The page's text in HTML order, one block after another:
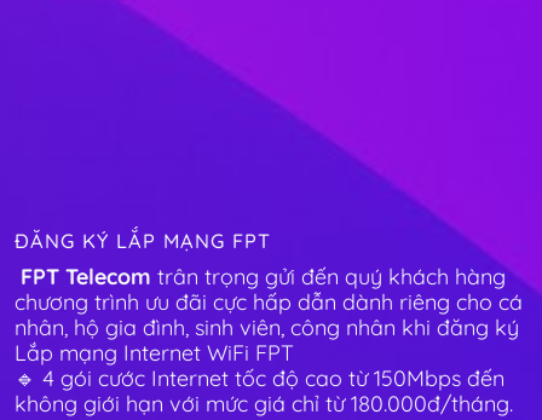
ĐĂNG KÝ LẮP MẠNG FPT
FPT Telecom trân trọng gửi đến quý khách hàng
chương trình ưu đãi cực hấp dẫn dành riêng cho cá
nhân, hộ gia đình, sinh viên, công nhân khi đăng ký
Lắp mạng Internet WiFi FPT
🔹 4 gói cước Internet tốc độ cao từ 150Mbps đến
không giới hạn với mức giá chỉ từ 180.000đ/tháng.